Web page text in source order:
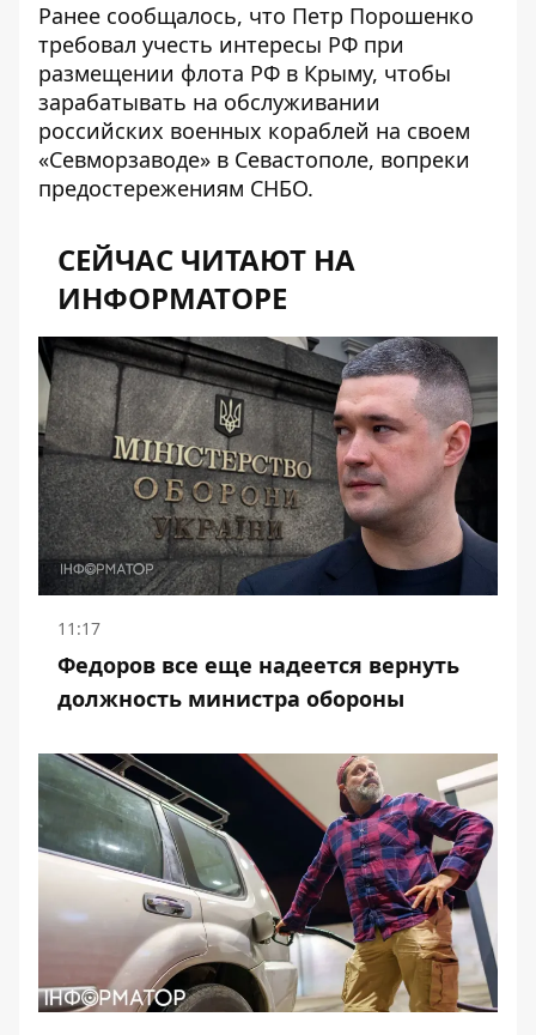
Ранее сообщалось, что Петр Порошенко
требовал учесть интересы РФ при
размещении флота РФ в Крыму, чтобы
зарабатывать на обслуживании
российских военных кораблей на своем
«Севморзаводе» в Севастополе, вопреки
предостережениям СНБО.
СЕЙЧАС ЧИТАЮТ НА
ИНФОРМАТОРЕ
11:17
Федоров все еще надеется вернуть
должность министра обороны